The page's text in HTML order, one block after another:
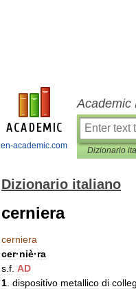
en-academic.com
Academic
Dizionario
Dizionario italiano
cerniera
cerniera
cer·niè·ra
s f AD
1 dispositivo metallico di